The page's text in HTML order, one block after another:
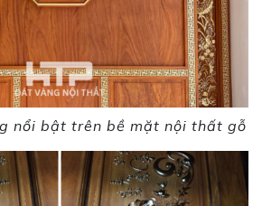
nổi bật trên bề mặt nội thất gỗ